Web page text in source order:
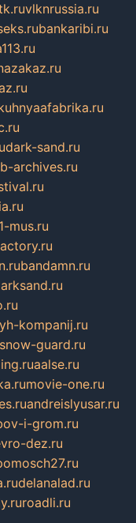
vlknrussia.ru
bankaribi.ru
dark-sand.ru
archives.ru
1-mus.ru
bandamn.ru
kompanij.ru
snow-guard.ru
aalse.ru
movie-one.ru
andreislyusar.ru
i-grom.ru
dez.ru
delanalad.ru
roadli.ru